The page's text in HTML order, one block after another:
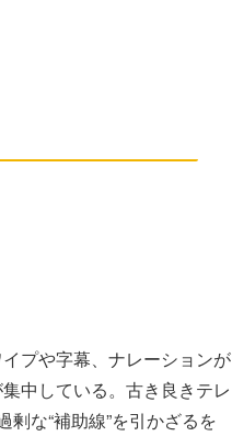
プや字幕、ナレーションが
中している。古き良きテレ
な“補助線”を引かざるを